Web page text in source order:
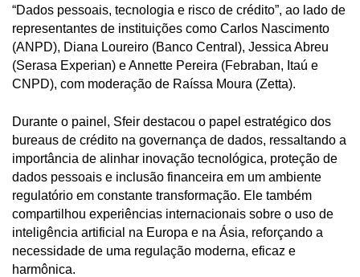
“Dados pessoais, tecnologia e risco de crédito”, ao lado de
representantes de instituições como Carlos Nascimento
(ANPD), Diana Loureiro (Banco Central), Jessica Abreu
(Serasa Experian) e Annette Pereira (Febraban, Itaú e
CNPD), com moderação de Raíssa Moura (Zetta).
Durante o painel, Sfeir destacou o papel estratégico dos
bureaus de crédito na governança de dados, ressaltando a
importância de alinhar inovação tecnológica, proteção de
dados pessoais e inclusão financeira em um ambiente
regulatório em constante transformação. Ele também
compartilhou experiências internacionais sobre o uso de
inteligência artificial na Europa e na Ásia, reforçando a
necessidade de uma regulação moderna, eficaz e
harmônica.